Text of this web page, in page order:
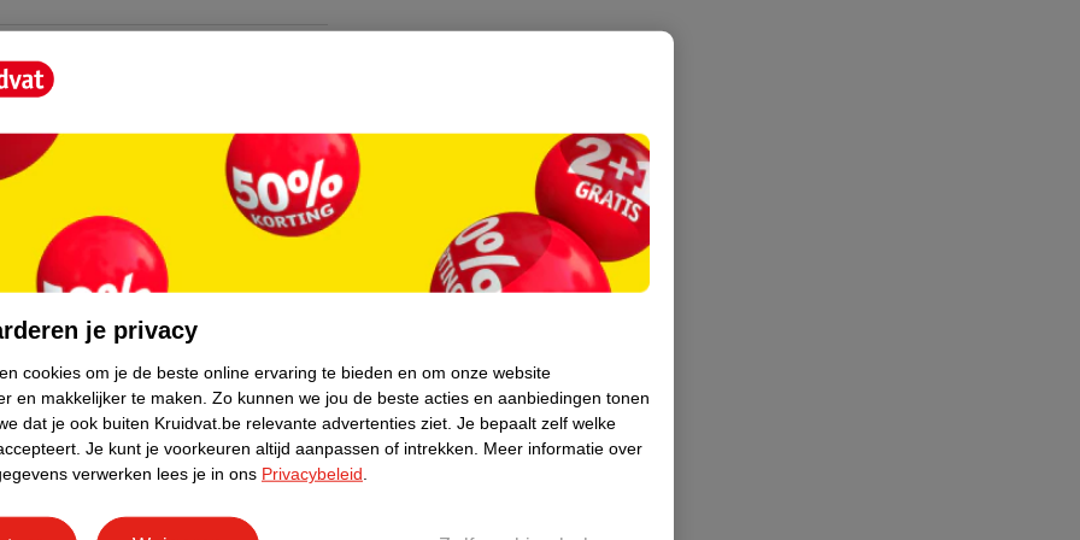
die zich vormt in de filter, leidingen,
Het reinigingspoeder is makkelijk te
Sun machinereiniger. Sluit de vaatwasser
van je afwasmachine. Gebruik
je privacy
cookies om je de beste online ervaring te bieden en om onze website
en makkelijker te maken. Zo kunnen we jou de beste acties en aanbiedingen tonen
dat je ook buiten Kruidvat.be relevante advertenties ziet. Je bepaalt zelf welke
Je kunt je voorkeuren altijd aanpassen of intrekken.
Meer informatie over
verwerken lees je in ons Privacybeleid